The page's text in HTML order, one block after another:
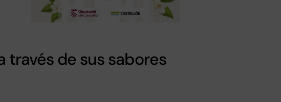
través de sus sabores